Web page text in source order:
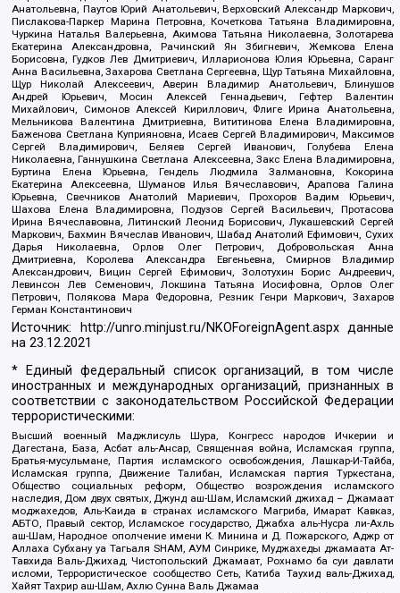
Анатольевна, Паутов Юрий Анатольевич, Верховский Александр Маркович,
Пислакова-Паркер Марина Петровна, Кочеткова Татьяна Владимировна,
Чуркина Наталья Валерьевна, Акимова Татьяна Николаевна, Золотарева
Екатерина Александровна, Рачинский Ян Збигневич, Жемкова Елена
Борисовна, Гудков Лев Дмитриевич, Илларионова Юлия Юрьевна, Саранг
Анна Васильевна, Захарова Светлана Сергеевна, Щур Татьяна Михайловна,
Щур Николай Алексеевич, Аверин Владимир Анатольевич, Блинушов
Андрей Юрьевич, Мосин Алексей Геннадьевич, Гефтер Валентин
Михайлович, Симонов Алексей Кириллович, Флиге Ирина Анатольевна,
Мельникова Валентина Дмитриевна, Вититинова Елена Владимировна,
Баженова Светлана Куприяновна, Исаев Сергей Владимирович, Максимов
Сергей Владимирович, Беляев Сергей Иванович, Голубева Елена
Николаевна, Ганнушкина Светлана Алексеевна, Закс Елена Владимировна,
Буртина Елена Юрьевна, Гендель Людмила Залмановна, Кокорина
Екатерина Алексеевна, Шуманов Илья Вячеславович, Арапова Галина
Юрьевна, Свечников Анатолий Мариевич, Прохоров Вадим Юрьевич,
Шахова Елена Владимировна, Подузов Сергей Васильевич, Протасова
Ирина Вячеславовна, Литинский Леонид Борисович, Лукашевский Сергей
Маркович, Бахмин Вячеслав Иванович, Шабад Анатолий Ефимович, Сухих
Дарья Николаевна, Орлов Олег Петрович, Добровольская Анна
Дмитриевна, Королева Александра Евгеньевна, Смирнов Владимир
Александрович, Вицин Сергей Ефимович, Золотухин Борис Андреевич,
Левинсон Лев Семенович, Локшина Татьяна Иосифовна, Орлов Олег
Петрович, Полякова Мара Федоровна, Резник Генри Маркович, Захаров
Герман Константинович
Источник: http://unro.minjust.ru/NKOForeignAgent.aspxданные
на23.12.2021
* Единый федеральный список организаций, в том числе
иностранных и международных организаций, признанных в
соответствии с законодательством Российской Федерации
террористическими:
Высший военный Маджлисуль Шура, Конгресс народов Ичкерии и
Дагестана, База, Асбат аль-Ансар, Священная война, Исламская группа,
Братья-мусульмане, Партия исламского освобождения, Лашкар-И-Тайба,
Исламская группа, Движение Талибан, Исламская партия Туркестана,
Общество социальных реформ, Общество возрождения исламского
наследия, Дом двух святых, Джунд аш-Шам, Исламский джихад – Джамаат
моджахедов, Аль-Каида в странах исламского Магриба, Имарат Кавказ,
АБТО, Правый сектор, Исламское государство, Джабха аль-Нусра ли-Ахль
аш-Шам, Народное ополчение имени К. Минина и Д. Пожарского, Аджр от
Аллаха Субхану уа Тагьаля SHAM, АУМ Синрике, Муджахеды джамаата Ат-
Тавхида Валь-Джихад, Чистопольский Джамаат, Рохнамо ба суи давлати
исломи, Террористическое сообщество Сеть, Катиба Таухид валь-Джихад,
Хайят Тахрир аш-Шам, Ахлю Сунна Валь Джамаа